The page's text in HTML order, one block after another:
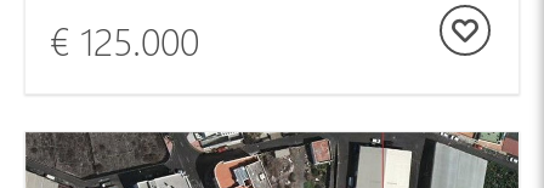
€ 125.000